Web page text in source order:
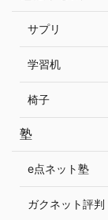
サプリ
学習机
椅子
塾
e点ネット塾
ガクネット評判